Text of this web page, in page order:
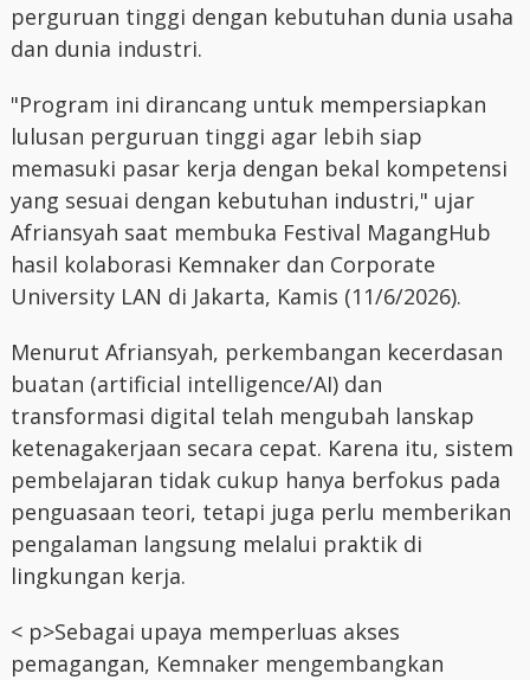
perguruan tinggi dengan kebutuhan dunia usaha
dan dunia industri.
"Program ini dirancang untuk mempersiapkan
lulusan perguruan tinggi agar lebih siap
memasuki pasar kerja dengan bekal kompetensi
yang sesuai dengan kebutuhan industri," ujar
Afriansyah saat membuka Festival MagangHub
hasil kolaborasi Kemnaker dan Corporate
University LAN di Jakarta, Kamis (11/6/2026).
Menurut Afriansyah, perkembangan kecerdasan
buatan (artificial intelligence/AI) dan
transformasi digital telah mengubah lanskap
ketenagakerjaan secara cepat. Karena itu, sistem
pembelajaran tidak cukup hanya berfokus pada
penguasaan teori, tetapi juga perlu memberikan
pengalaman langsung melalui praktik di
lingkungan kerja.
< p>Sebagai upaya memperluas akses
pemagangan, Kemnaker mengembangkan